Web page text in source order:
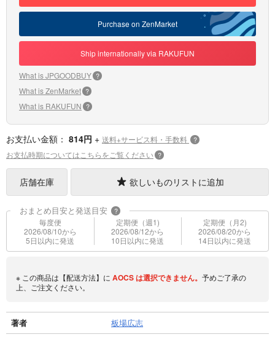
Purchase on ZenMarket
Ship internationally via RAKUFUN
What is JPGOODBUY ?
What is ZenMarket ?
What is RAKUFUN ?
お支払い金額： 814円 + 送料+サービス料・手数料 ?
お支払時期についてはこちらをご覧ください ?
店舗在庫 欲しいものリストに追加
おまとめ目安と発送目安 ?
毎度便
2026/08/10から
5日以内に発送
定期便（週1)
2026/08/12から
10日以内に発送
定期便（月2)
2026/08/20から
14日以内に発送
※ この商品は【配送方法】に AOCSは選択できません。 予めご了承の
上、ご注文ください。
著者
板場広志